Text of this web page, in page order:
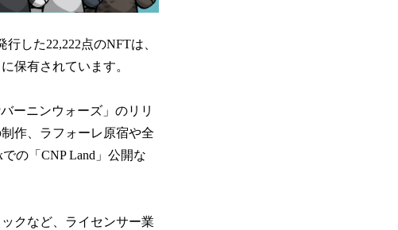
した22,222点のNFTは、
保有されています。
ーニンウォーズ」のリリ
作、ラフォーレ原宿や全
の「CNP Land」公開な
クなど、ライセンサー業